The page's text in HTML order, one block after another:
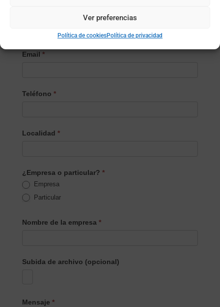
Ver preferencias
Política de cookiesPolítica de privacidad
Email *
Teléfono *
Localidad *
¿Empresa o particular? *
Empresa
Particular
Nombre de la empresa *
Subida de archivo (opcional)
Mensaje *